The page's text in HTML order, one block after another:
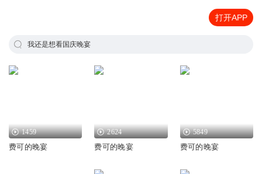
打开APP
我还是想看国庆晚宴
1459
费可的晚宴
2624
费可的晚宴
5849
费可的晚宴